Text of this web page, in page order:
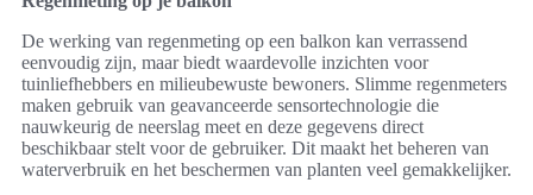
De werking van regenmeting op een balkon kan verrassend
eenvoudig zijn, maar biedt waardevolle inzichten voor
tuinliefhebbers en milieubewuste bewoners. Slimme regenmeters
maken gebruik van geavanceerde sensortechnologie die
nauwkeurig de neerslag meet en deze gegevens direct
beschikbaar stelt voor de gebruiker. Dit maakt het beheren van
waterverbruik en het beschermen van planten veel gemakkelijker.